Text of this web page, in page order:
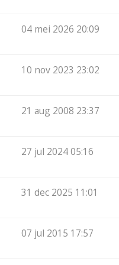
04 mei 2026 20:09
10 nov 2023 23:02
21 aug 2008 23:37
27 jul 2024 05:16
31 dec 2025 11:01
07 jul 2015 17:57